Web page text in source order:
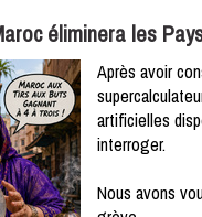
éliminera les
Après avoir
artificielles
interroger.
Nous avons